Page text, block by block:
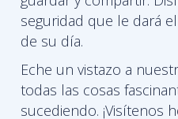
seguridad que le dará
de su día.
Eche un vistazo a
todas las cosas
sucediendo. ¡Visítenos